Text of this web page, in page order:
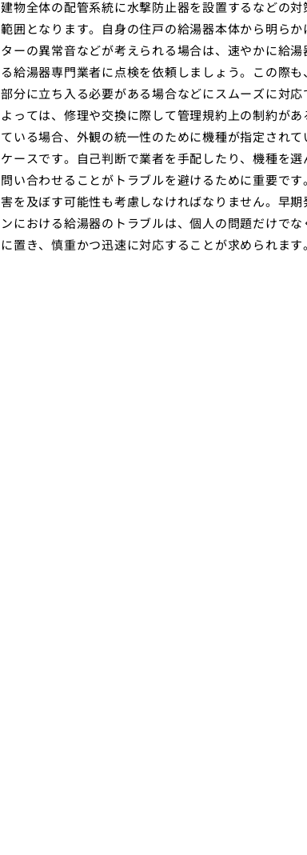
建物全体の配管系統に水撃防止器を設置するなどの
範囲となります。自身の住戸の給湯器本体から明ら
ターの異常音などが考えられる場合は、速やかに給
る給湯器専門業者に点検を依頼しましょう。この際
部分に立ち入る必要がある場合などにスムーズに対
よっては、修理や交換に際して管理規約上の制約が
ている場合、外観の統一性のために機種が指定され
ケースです。自己判断で業者を手配したり、機種を
問い合わせることがトラブルを避けるために重要で
害を及ぼす可能性も考慮しなければなりません。早
ンにおける給湯器のトラブルは、個人の問題だけで
に置き、慎重かつ迅速に対応することが求められます。